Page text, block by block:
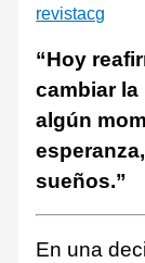
revistacg
“Hoy
cambiar
algún
sueños.”
En una